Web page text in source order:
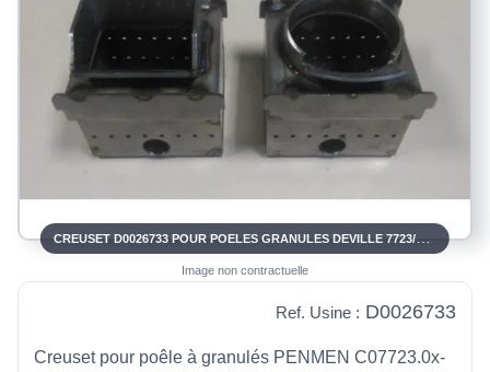
CREUSET D0026733 POUR POELES GRANULES DEVILLE 7723/7714
Image non contractuelle
Ref. Usine : D0026733
Creuset pour poêle à granulés PENMEN C07723.0x-